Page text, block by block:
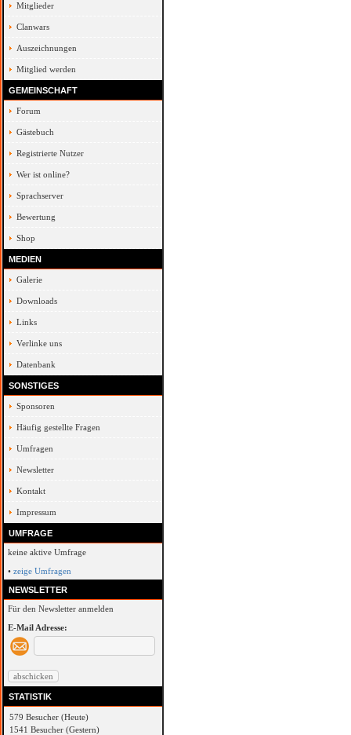
Mitglieder
Clanwars
Auszeichnungen
Mitglied werden
GEMEINSCHAFT
Forum
Gästebuch
Registrierte Nutzer
Wer ist online?
Sprachserver
Bewertung
Shop
MEDIEN
Galerie
Downloads
Links
Verlinke uns
Datenbank
SONSTIGES
Sponsoren
Häufig gestellte Fragen
Umfragen
Newsletter
Kontakt
Impressum
UMFRAGE
keine aktive Umfrage
• zeige Umfragen
NEWSLETTER
Für den Newsletter anmelden
E-Mail Adresse:
STATISTIK
579 Besucher (Heute)
1541 Besucher (Gestern)